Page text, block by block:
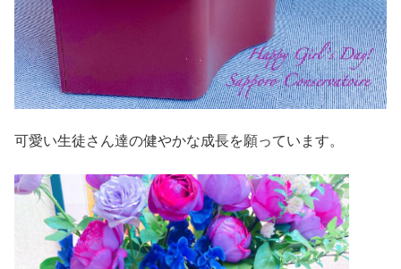
可愛い生徒さん達の健やかな成長を願っています。